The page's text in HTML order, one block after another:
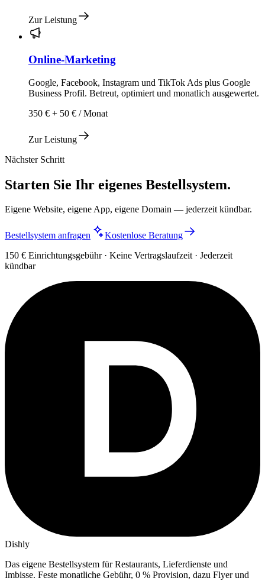
Zur Leistung
Online-Marketing
Google, Facebook, Instagram und TikTok Ads plus Google
Business Profil. Betreut, optimiert und monatlich ausgewertet.
350 € + 50 € / Monat
Zur Leistung
Nächster Schritt
Starten Sie Ihr eigenes Bestellsystem.
Eigene Website, eigene App, eigene Domain — jederzeit kündbar.
Bestellsystem anfragen
Kostenlose Beratung
150 € Einrichtungsgebühr · Keine Vertragslaufzeit · Jederzeit
kündbar
Dishly
Das eigene Bestellsystem für Restaurants, Lieferdienste und
Imbisse. Feste monatliche Gebühr, 0 % Provision, dazu Flyer und